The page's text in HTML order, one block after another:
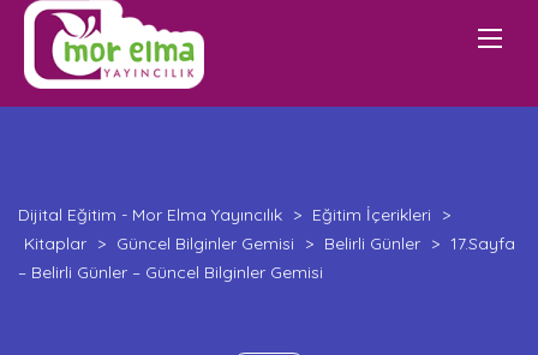
Dijital Eğitim - Mor Elma Yayıncılık > Eğitim İçerikleri
>
Kitaplar > Güncel Bilginler Gemisi > Belirli Günler > 17.Sayfa
– Belirli Günler – Güncel Bilginler Gemisi